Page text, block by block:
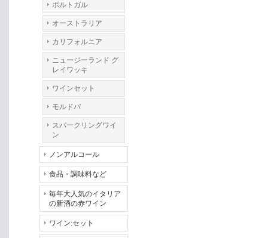
ポルトガル
オーストラリア
カリフォルニア
ニュージーランド グ
レイワッキ
ワインセット
モルドバ
スパークリングワイ
ン
ノンアルコール
食品・調味料など
毎年大人気のイタリア
の新酒の赤ワイン
ワイン:セット